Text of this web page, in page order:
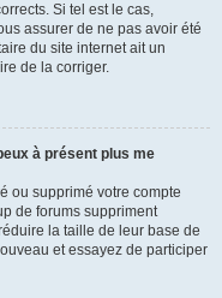
Si tel est le cas,
assurer de ne pas avoir été
du site internet ait un
de la corriger.
à présent plus me
ou supprimé votre compte
de forums suppriment
la taille de leur base de
et essayez de participer